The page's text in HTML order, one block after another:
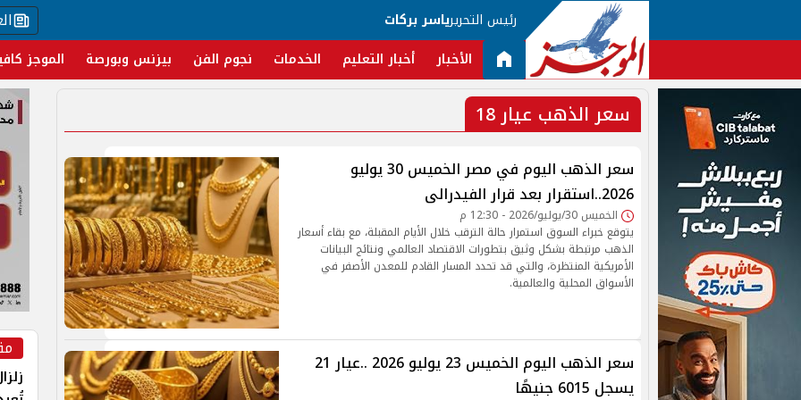
رئيس التحريرياسر بركات
الأخبار أخبار التعليم الخدمات نجوم الفن بيزنس وبورصة الموجز
سعر الذهب عيار 18
سعر الذهب اليوم في مصر الخميس 30 يوليو
2026..استقرار بعد قرار الفيدرالى
الخميس 30/يوليو/2026 - 12:30 م
يتوقع خبراء السوق استمرار حالة الترقب خلال الأيام المقبلة، مع بقاء أسعار
الذهب مرتبطة بشكل وثيق بتطورات الاقتصاد العالمي ونتائج البيانات
الأمريكية المنتظرة، والتي قد تحدد المسار القادم للمعدن الأصفر في
الأسواق المحلية والعالمية.
سعر الذهب اليوم الخميس 23 يوليو 2026 ..عيار 21
يسجل 6015 جنيهًا